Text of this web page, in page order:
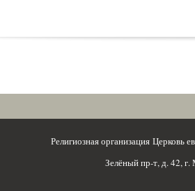
Религиозная организация
Зелёный пр-т, д. 42,